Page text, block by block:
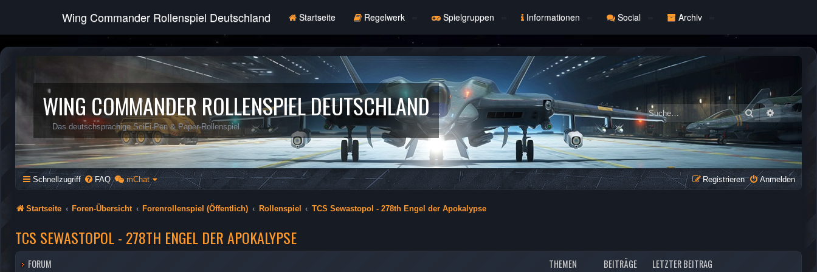
Wing Commander Rollenspiel Deutschland Startseite Regelwerk Spielgruppen Informationen Social Archiv
WING COMMANDER ROLLENSPIEL DEUTSCHLAND
Das deutschsprachige SciFi-Pen & Paper-Rollenspiel
Suche Erweiterte
Schnellzugriff FAQ mChat Anmelden
Registrieren
Startseite Foren-Übersicht Forenrollenspiel (Öffentlich) Rollenspiel TCS Sewastopol - 278th Engel der Apokalypse
TCS SEWASTOPOL - 278TH ENGEL DER APOKALYPSE
FORUM THEMEN BEITRÄGE LETZTER BEITRAG